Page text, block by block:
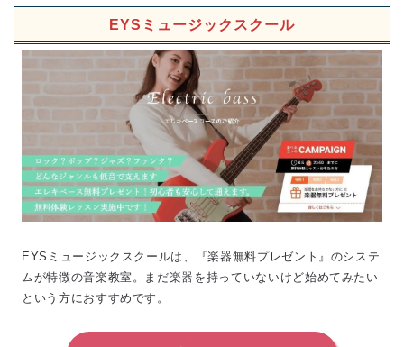
EYSミュージックスクール
EYSミュージックスクールは、『楽器無料プレゼント』のシステ
ムが特徴の音楽教室。まだ楽器を持っていないけど始めてみたい
という方におすすめです。